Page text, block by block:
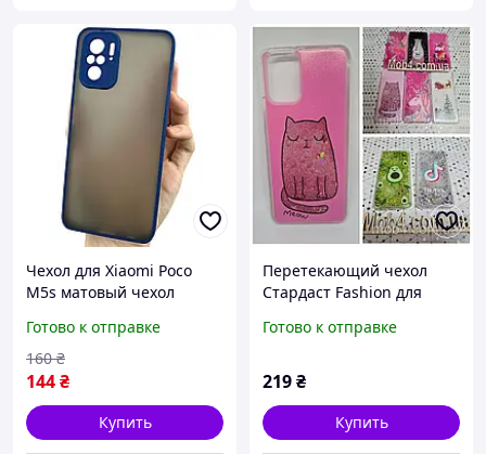
Чехол для Xiaomi Poco
M5s матовый чехол
рамкой
Готово к отправке
144₴
160 ₴
Купить
Перетекающий чехол
Стардаст Fashion для
Готово к отправке
219₴
Купить